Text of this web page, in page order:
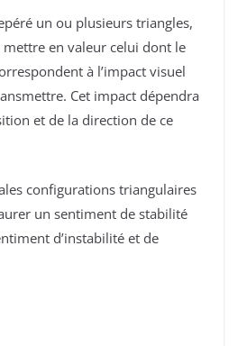
un ou plusieurs triangles,
en valeur celui dont le
à l’impact visuel
Cet impact dépendra
et de la direction de ce
configurations triangulaires
un sentiment de stabilité
d’instabilité et de